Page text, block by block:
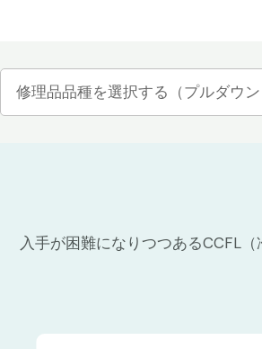
入手が困難になりつつあるCCFL